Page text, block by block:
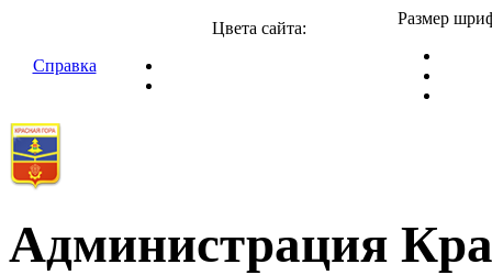
Справка
Цвета сайта:
Размер
Администрация